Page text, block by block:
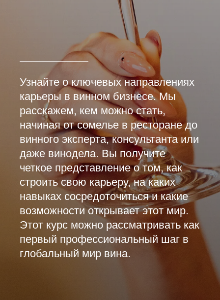
Узнайте о ключевых направлениях
карьеры в винном бизнесе. Мы
расскажем, кем можно стать,
начиная от сомелье в ресторане до
винного эксперта, консультанта или
даже винодела. Вы получите
четкое представление о том, как
строить свою карьеру, на каких
навыках сосредоточиться и какие
возможности открывает этот мир.
Этот курс можно рассматривать как
первый профессиональный шаг в
глобальный мир вина.